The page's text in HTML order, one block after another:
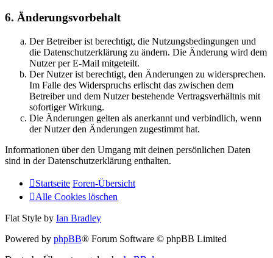
6. Änderungsvorbehalt
Der Betreiber ist berechtigt, die Nutzungsbedingungen und
die Datenschutzerklärung zu ändern. Die Änderung wird dem
Nutzer per E-Mail mitgeteilt.
Der Nutzer ist berechtigt, den Änderungen zu widersprechen.
Im Falle des Widerspruchs erlischt das zwischen dem
Betreiber und dem Nutzer bestehende Vertragsverhältnis mit
sofortiger Wirkung.
Die Änderungen gelten als anerkannt und verbindlich, wenn
der Nutzer den Änderungen zugestimmt hat.
Informationen über den Umgang mit deinen persönlichen Daten
sind in der Datenschutzerklärung enthalten.
Startseite Foren-Übersicht
Alle Cookies löschen
Flat Style by Ian Bradley
Powered by phpBB® Forum Software © phpBB Limited